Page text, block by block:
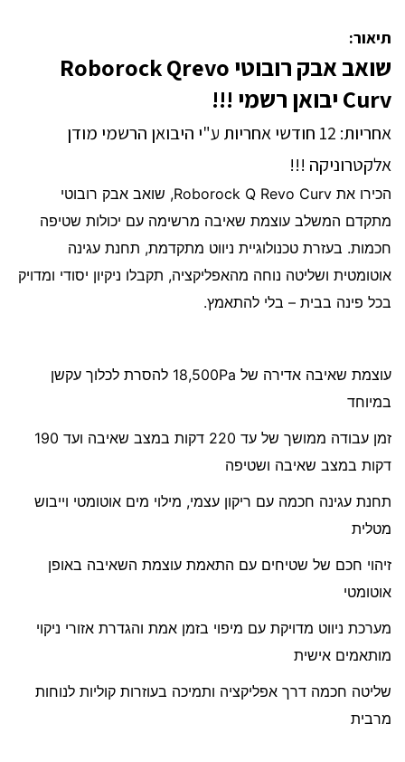
תיאור:
‏שואב אבק רובוטי Roborock Qrevo
Curv יבואן רשמי !!!
אחריות: 12 חודשי אחריות ע"י היבואן הרשמי מודן
אלקטרוניקה !!!
הכירו את Roborock Q Revo Curv, שואב אבק רובוטי
מתקדם המשלב עוצמת שאיבה מרשימה עם יכולות שטיפה
חכמות. בעזרת טכנולוגיית ניווט מתקדמת, תחנת עגינה
אוטומטית ושליטה נוחה מהאפליקציה, תקבלו ניקיון יסודי ומדויק
בכל פינה בבית – בלי להתאמץ.
עוצמת שאיבה אדירה של 18,500Pa להסרת לכלוך עקשן
במיוחד
זמן עבודה ממושך של עד 220 דקות במצב שאיבה ועד 190
דקות במצב שאיבה ושטיפה
תחנת עגינה חכמה עם ריקון עצמי, מילוי מים אוטומטי וייבוש
מטלית
זיהוי חכם של שטיחים עם התאמת עוצמת השאיבה באופן
אוטומטי
מערכת ניווט מדויקת עם מיפוי בזמן אמת והגדרת אזורי ניקוי
מותאמים אישית
שליטה חכמה דרך אפליקציה ותמיכה בעוזרות קוליות לנוחות
מרבית